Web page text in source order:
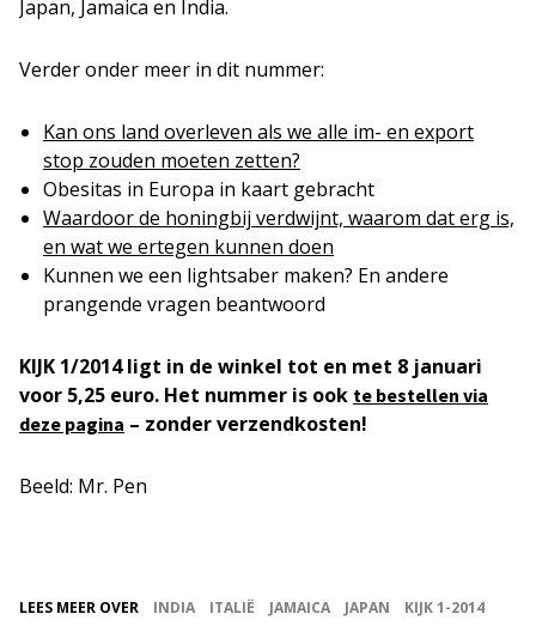
Japan, Jamaica en India.
Verder onder meer in dit nummer:
Kan ons land overleven als we alle im- en export
stop zouden moeten zetten?
Obesitas in Europa in kaart gebracht
Waardoor de honingbij verdwijnt, waarom dat erg is,
en wat we ertegen kunnen doen
Kunnen we een lightsaber maken? En andere
prangende vragen beantwoord
KIJK 1/2014 ligt in de winkel tot en met 8 januari
voor 5,25 euro. Het nummer is ook te bestellen via
deze pagina – zonder verzendkosten!
Beeld: Mr. Pen
LEES MEER OVER INDIA ITALIË JAMAICA JAPAN
KIJK 1-2014